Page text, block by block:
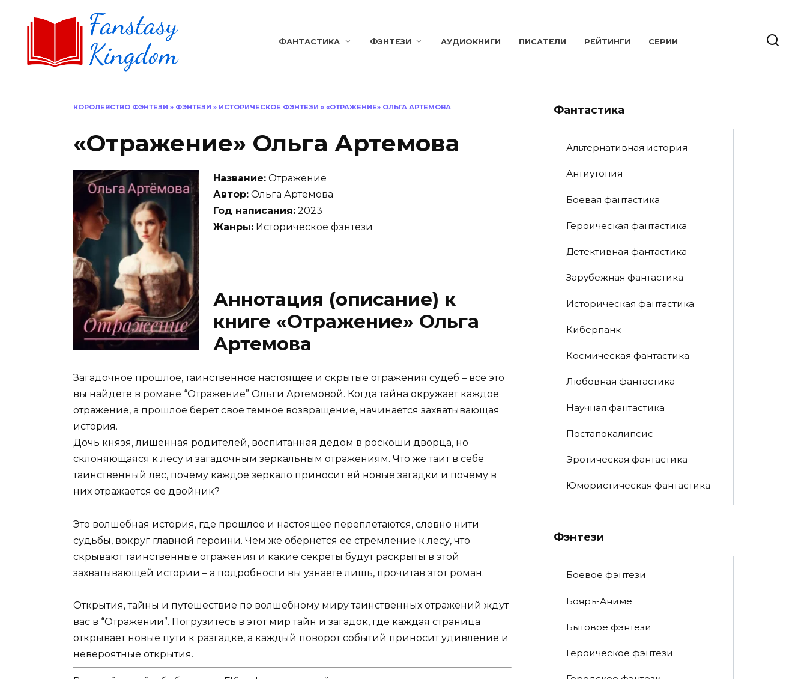
ФАНТАСТИКА ФЭНТЕЗИ АУДИОКНИГИ ПИСАТЕЛИ РЕЙТИНГИ СЕРИИ
КОРОЛЕВСТВО ФЭНТЕЗИ » ФЭНТЕЗИ » ИСТОРИЧЕСКОЕ ФЭНТЕЗИ » «ОТРАЖЕНИЕ» ОЛЬГА АРТЕМОВА
«Отражение» Ольга Артемова
Название: Отражение
Автор: Ольга Артемова
Год написания: 2023
Жанры: Историческое фэнтези
Аннотация (описание) к
книге «Отражение» Ольга
Артемова
Загадочное прошлое, таинственное настоящее и скрытые отражения судеб – все это
вы найдете в романе “Отражение” Ольги Артемовой. Когда тайна окружает каждое
отражение, а прошлое берет свое темное возвращение, начинается захватывающая
история.
Дочь князя, лишенная родителей, воспитанная дедом в роскоши дворца, но
склоняющаяся к лесу и загадочным зеркальным отражениям. Что же таит в себе
таинственный лес, почему каждое зеркало приносит ей новые загадки и почему в
них отражается ее двойник?
Это волшебная история, где прошлое и настоящее переплетаются, словно нити
судьбы, вокруг главной героини. Чем же обернется ее стремление к лесу, что
скрывают таинственные отражения и какие секреты будут раскрыты в этой
захватывающей истории – а подробности вы узнаете лишь, прочитав этот роман.
Открытия, тайны и путешествие по волшебному миру таинственных отражений ждут
вас в “Отражении”. Погрузитесь в этот мир тайн и загадок, где каждая страница
открывает новые пути к разгадке, а каждый поворот событий приносит удивление и
невероятные открытия.
Фантастика
Альтернативная история
Антиутопия
Боевая фантастика
Героическая фантастика
Детективная фантастика
Зарубежная фантастика
Историческая фантастика
Киберпанк
Космическая фантастика
Любовная фантастика
Научная фантастика
Постапокалипсис
Эротическая фантастика
Юмористическая фантастика
Фэнтези
Боевое фэнтези
Бояръ-Аниме
Бытовое фэнтези
Героическое фэнтези